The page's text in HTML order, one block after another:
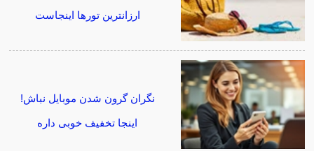
ارزانترین تورها اینجاست
نگران گرون شدن موبایل نباش!
اینجا تخفیف خوبی داره